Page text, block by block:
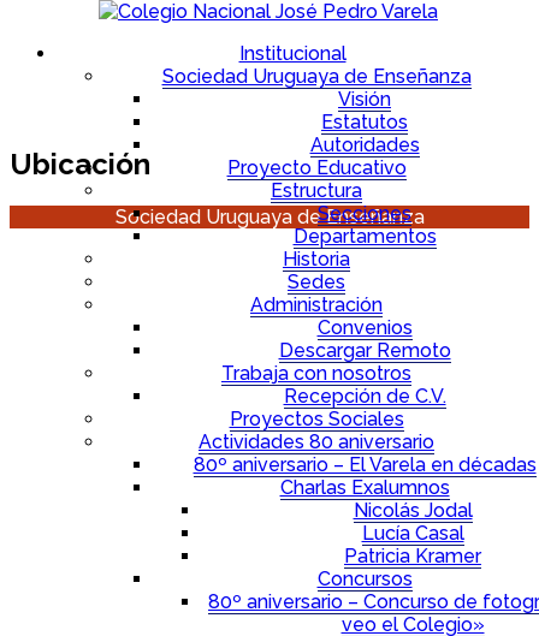
Institucional
Sociedad Uruguaya de Enseñanza
Visión
Estatutos
Autoridades
Proyecto Educativo
Estructura
Secciones
Departamentos
Historia
Sedes
Administración
Convenios
Descargar Remoto
Trabaja con nosotros
Recepción de C.V.
Proyectos Sociales
Actividades 80 aniversario
80º aniversario – El Varela en décadas
Charlas Exalumnos
Nicolás Jodal
Lucía Casal
Patricia Kramer
Concursos
80º aniversario – Concurso de
veo el Colegio»
Ubicación
Sociedad Uruguaya de Enseñanza